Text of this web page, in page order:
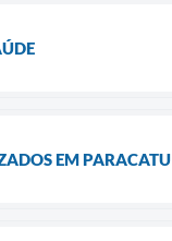
EM PARACATU